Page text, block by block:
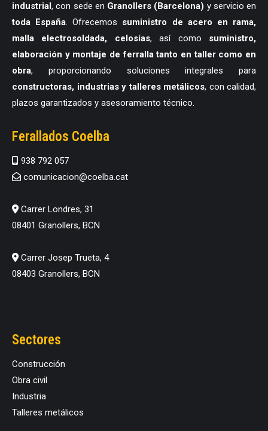
industrial, con sede en Granollers (Barcelona) y servicio en
toda España. Ofrecemos suministro de acero en rama,
malla electrosoldada, celosías, así como suministro,
elaboración y montaje de ferralla tanto en taller como en
obra, proporcionando soluciones integrales para
constructoras, industrias y talleres metálicos, con calidad,
plazos garantizados y asesoramiento técnico.
Ferallados Coelba
938 792 057
comunicacion@coelba.cat
Carrer Londres, 31
08401 Granollers, BCN
Carrer Josep Trueta, 4
08403 Granollers, BCN
Sectores
Construcción
Obra civil
Industria
Talleres metálicos